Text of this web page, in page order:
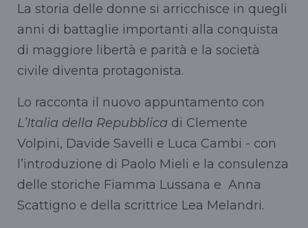
La storia delle donne si arricchisce in quegli
anni di battaglie importanti alla conquista
di maggiore libertà e parità e la società
civile diventa protagonista.
Lo racconta il nuovo appuntamento con
L’Italia della Repubblica di Clemente
Volpini, Davide Savelli e Luca Cambi - con
l’introduzione di Paolo Mieli e la consulenza
delle storiche Fiamma Lussana e Anna
Scattigno e della scrittrice Lea Melandri.